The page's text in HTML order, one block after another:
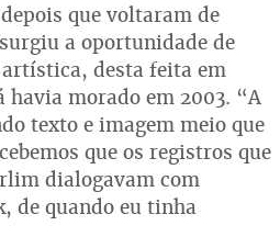
que voltaram de
a oportunidade de
desta feita em
havia morado em 2003. “A
texto e imagem meio que
que os registros que
dialogavam com
de quando eu tinha